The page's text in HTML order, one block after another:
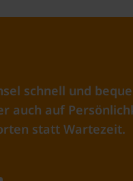
schnell und
auch auf
statt Wartezeit.